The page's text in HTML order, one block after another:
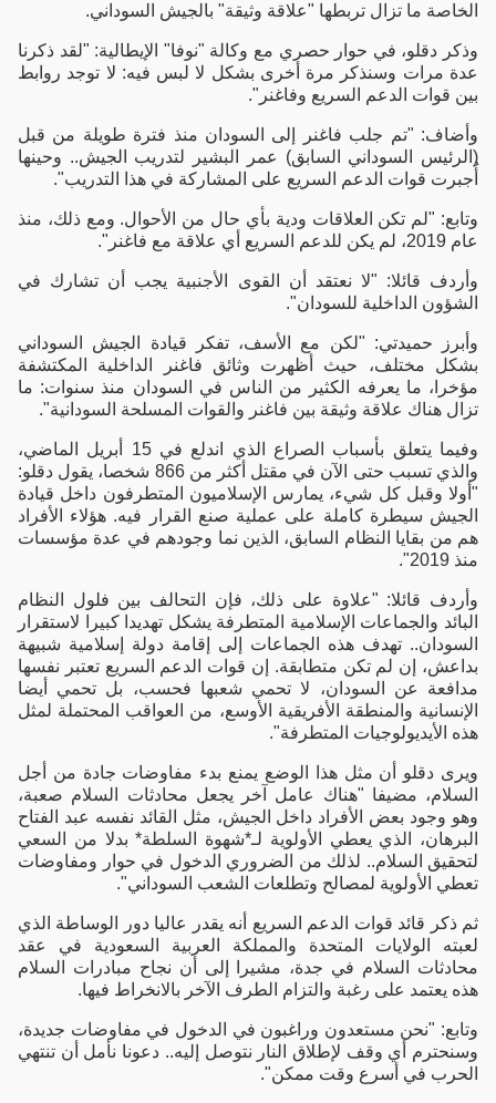
الخاصة ما تزال تربطها "علاقة وثيقة" بالجيش السوداني.
وذكر دقلو، في حوار حصري مع وكالة "نوفا" الإيطالية: "لقد ذكرنا
عدة مرات وسنذكر مرة أخرى بشكل لا لبس فيه: لا توجد روابط
بين قوات الدعم السريع وفاغنر".
وأضاف: "تم جلب فاغنر إلى السودان منذ فترة طويلة من قبل
(الرئيس السوداني السابق) عمر البشير لتدريب الجيش.. وحينها
أُجبرت قوات الدعم السريع على المشاركة في هذا التدريب".
وتابع: "لم تكن العلاقات ودية بأي حال من الأحوال. ومع ذلك، منذ
عام 2019، لم يكن للدعم السريع أي علاقة مع فاغنر".
وأردف قائلا: "لا نعتقد أن القوى الأجنبية يجب أن تشارك في
الشؤون الداخلية للسودان".
وأبرز حميدتي: "لكن مع الأسف، تفكر قيادة الجيش السوداني
بشكل مختلف، حيث أظهرت وثائق فاغنر الداخلية المكتشفة
مؤخرا، ما يعرفه الكثير من الناس في السودان منذ سنوات: ما
تزال هناك علاقة وثيقة بين فاغنر والقوات المسلحة السودانية".
وفيما يتعلق بأسباب الصراع الذي اندلع في 15 أبريل الماضي،
والذي تسبب حتى الآن في مقتل أكثر من 866 شخصا، يقول دقلو:
"أولا وقبل كل شيء، يمارس الإسلاميون المتطرفون داخل قيادة
الجيش سيطرة كاملة على عملية صنع القرار فيه. هؤلاء الأفراد
هم من بقايا النظام السابق، الذين نما وجودهم في عدة مؤسسات
منذ 2019".
وأردف قائلا: "علاوة على ذلك، فإن التحالف بين فلول النظام
البائد والجماعات الإسلامية المتطرفة يشكل تهديدا كبيرا لاستقرار
السودان.. تهدف هذه الجماعات إلى إقامة دولة إسلامية شبيهة
بداعش، إن لم تكن متطابقة. إن قوات الدعم السريع تعتبر نفسها
مدافعة عن السودان، لا تحمي شعبها فحسب، بل تحمي أيضا
الإنسانية والمنطقة الأفريقية الأوسع، من العواقب المحتملة لمثل
هذه الأيديولوجيات المتطرفة".
ويرى دقلو أن مثل هذا الوضع يمنع بدء مفاوضات جادة من أجل
السلام، مضيفا "هناك عامل آخر يجعل محادثات السلام صعبة،
وهو وجود بعض الأفراد داخل الجيش، مثل القائد نفسه عبد الفتاح
البرهان، الذي يعطي الأولوية لـ*شهوة السلطة* بدلا من السعي
لتحقيق السلام.. لذلك من الضروري الدخول في حوار ومفاوضات
تعطي الأولوية لمصالح وتطلعات الشعب السوداني".
ثم ذكر قائد قوات الدعم السريع أنه يقدر عاليا دور الوساطة الذي
لعبته الولايات المتحدة والمملكة العربية السعودية في عقد
محادثات السلام في جدة، مشيرا إلى أن نجاح مبادرات السلام
هذه يعتمد على رغبة والتزام الطرف الآخر بالانخراط فيها.
وتابع: "نحن مستعدون وراغبون في الدخول في مفاوضات جديدة،
وسنحترم أي وقف لإطلاق النار نتوصل إليه.. دعونا نأمل أن تنتهي
الحرب في أسرع وقت ممكن".